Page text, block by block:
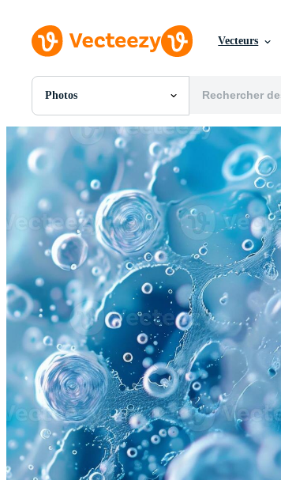
Vecteurs
Photos
Toutes Images
Photos
PNGs
PSDs
SVGs
Modèles
Vecteurs
Vidéos
Motion graphics
Images Éditoriales
Événements Éditoriaux